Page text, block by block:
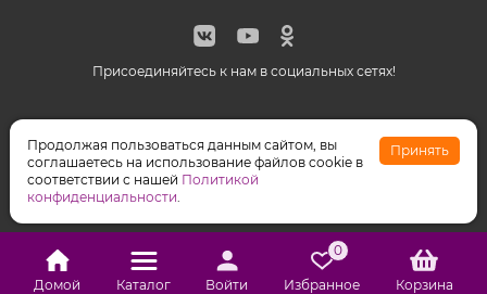
Присоединяйтесь к нам в социальных сетях!
WhatsApp принадлежат компании Meta, признанной
экстремистской организацией на территории РФ
Продолжая пользоваться данным сайтом, вы
соглашаетесь на использование файлов cookie в
соответствии с нашей Политикой
конфиденциальности.
Принять
Домой Каталог Войти Избранное
0
Корзина